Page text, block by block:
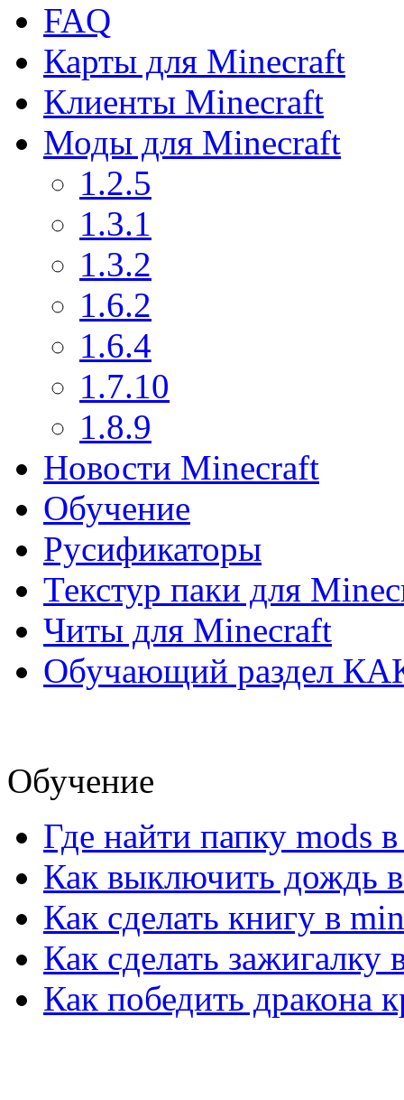
FAQ
Карты для Minecraft
Клиенты Minecraft
Моды для Minecraft
1.2.5
1.3.1
1.3.2
1.6.2
1.6.4
1.7.10
1.8.9
Новости Minecraft
Обучение
Русификаторы
Текстур паки для
Читы для Minecraft
Обучающий раздел
Обучение
Где найти папку mods
Как выключить дождь
Как сделать книгу в
Как сделать зажигалку
Как победить дракона